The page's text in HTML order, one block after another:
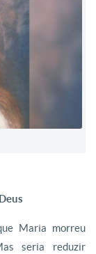
Maria morreu
seria reduzir